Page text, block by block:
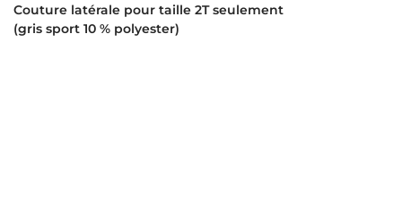
Couture latérale pour taille 2T seulement
(gris sport 10 % polyester)